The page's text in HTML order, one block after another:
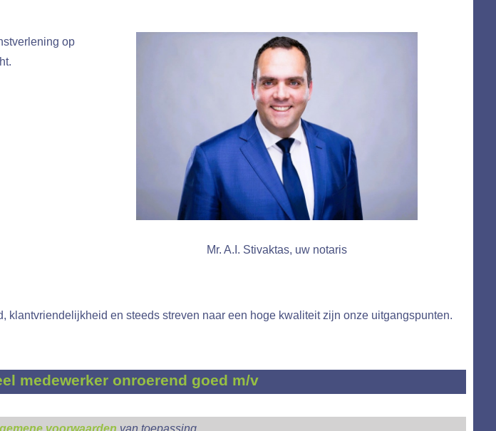
op
Mr. A.I. Stivaktas, uw notaris
en steeds streven naar een hoge kwaliteit zijn onze uitgangspunten.
medewerker onroerend goed m/v